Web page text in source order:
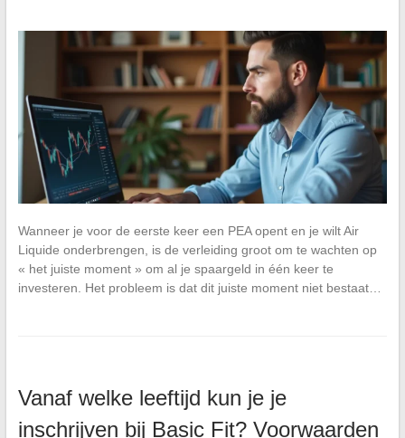
Wanneer je voor de eerste keer een PEA opent en je wilt Air
Liquide onderbrengen, is de verleiding groot om te wachten op
« het juiste moment » om al je spaargeld in één keer te
investeren. Het probleem is dat dit juiste moment niet bestaat…
Vanaf welke leeftijd kun je je
inschrijven bij Basic Fit? Voorwaarden